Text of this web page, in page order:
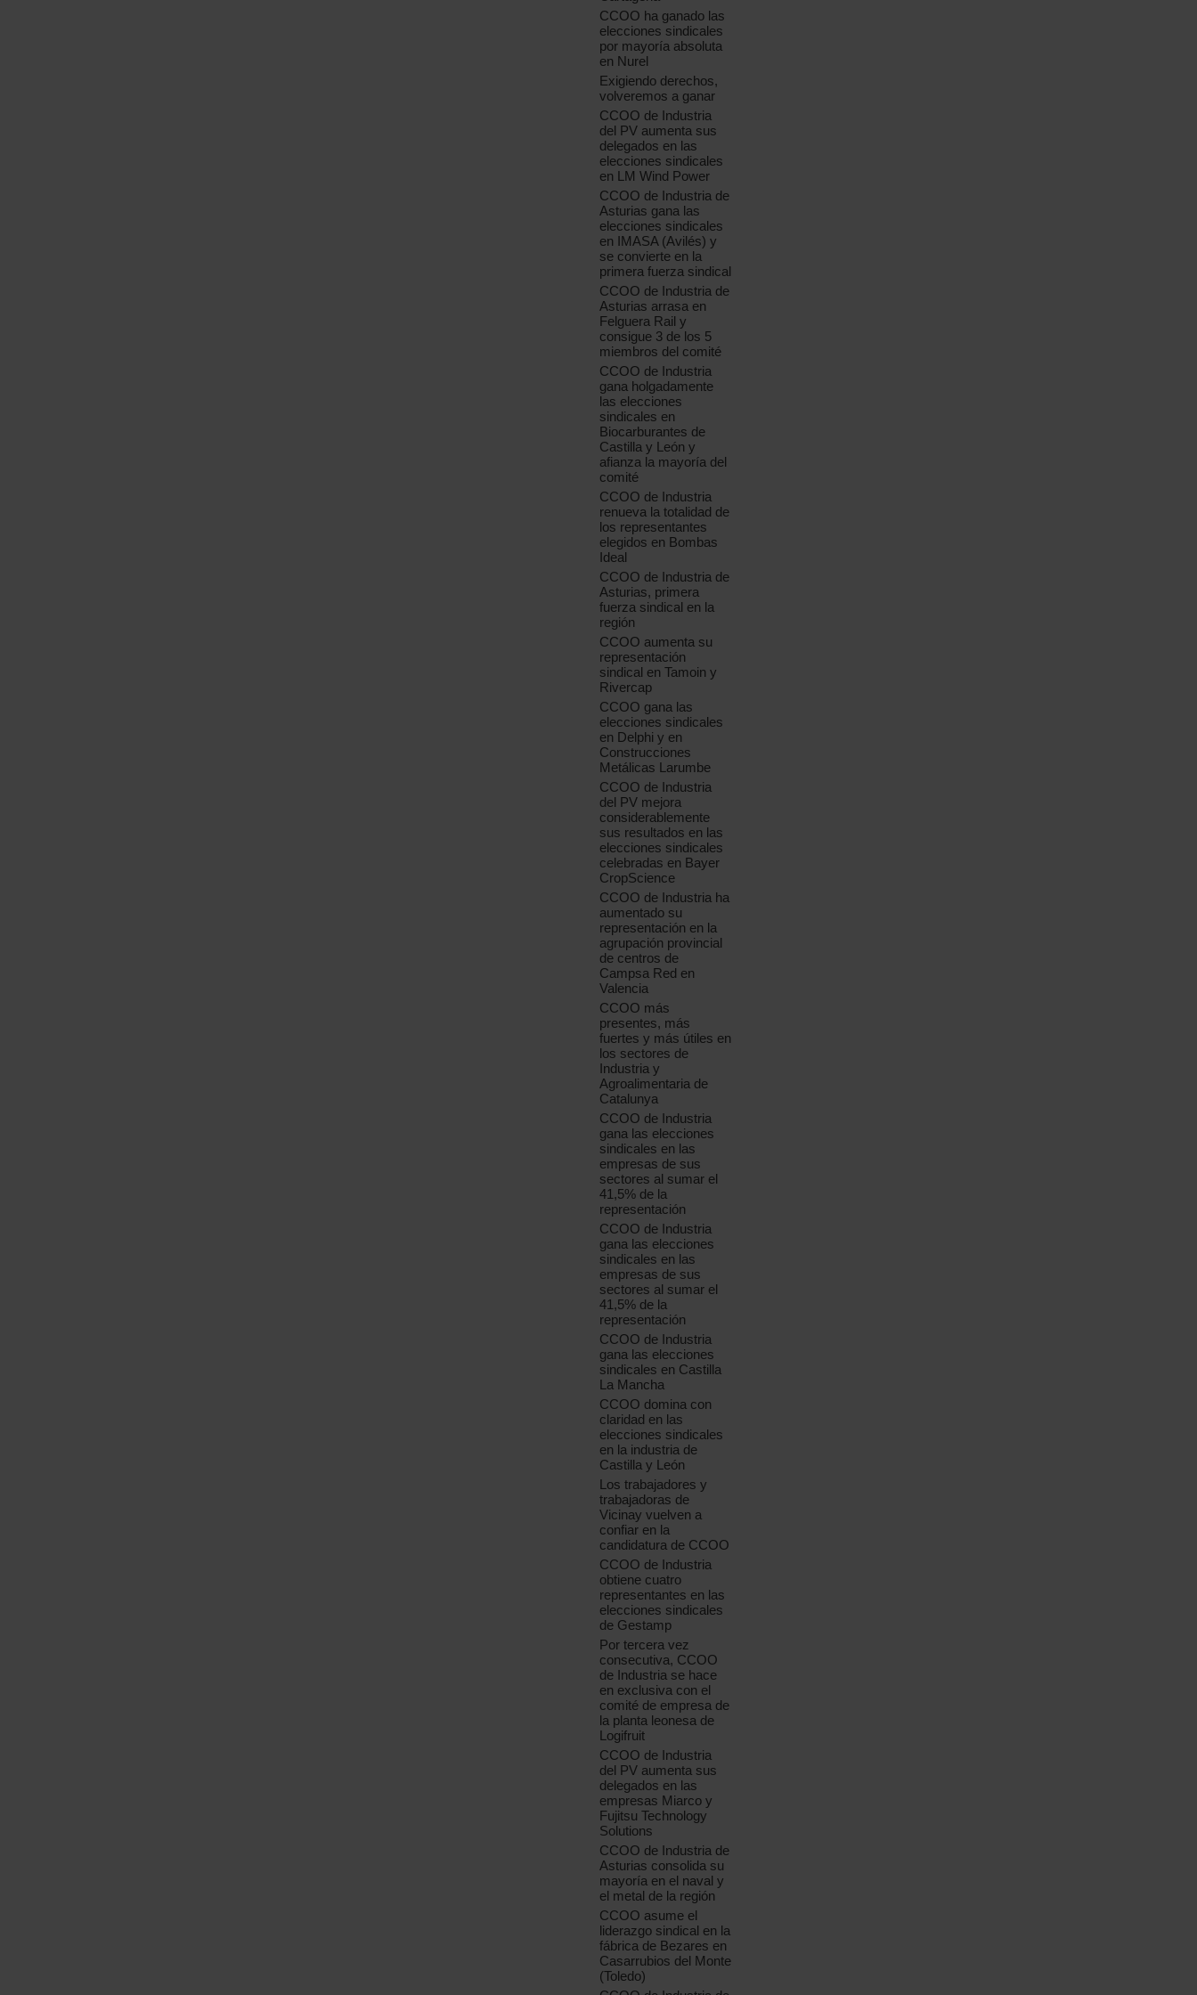
CCOO ha ganado las
elecciones sindicales
por mayoría absoluta
en Nurel
Exigiendo derechos,
volveremos a ganar
CCOO de Industria
del PV aumenta sus
delegados en las
elecciones sindicales
en LM Wind Power
CCOO de Industria de
Asturias gana las
elecciones sindicales
en IMASA (Avilés) y
se convierte en la
primera fuerza sindical
CCOO de Industria de
Asturias arrasa en
Felguera Rail y
consigue 3 de los 5
miembros del comité
CCOO de Industria
gana holgadamente
las elecciones
sindicales en
Biocarburantes de
Castilla y León y
afianza la mayoría del
comité
CCOO de Industria
renueva la totalidad de
los representantes
elegidos en Bombas
Ideal
CCOO de Industria de
Asturias, primera
fuerza sindical en la
región
CCOO aumenta su
representación
sindical en Tamoin y
Rivercap
CCOO gana las
elecciones sindicales
en Delphi y en
Construcciones
Metálicas Larumbe
CCOO de Industria
del PV mejora
considerablemente
sus resultados en las
elecciones sindicales
celebradas en Bayer
CropScience
CCOO de Industria ha
aumentado su
representación en la
agrupación provincial
de centros de
Campsa Red en
Valencia
CCOO más
presentes, más
fuertes y más útiles en
los sectores de
Industria y
Agroalimentaria de
Catalunya
CCOO de Industria
gana las elecciones
sindicales en las
empresas de sus
sectores al sumar el
41,5% de la
representación
CCOO de Industria
gana las elecciones
sindicales en las
empresas de sus
sectores al sumar el
41,5% de la
representación
CCOO de Industria
gana las elecciones
sindicales en Castilla
La Mancha
CCOO domina con
claridad en las
elecciones sindicales
en la industria de
Castilla y León
Los trabajadores y
trabajadoras de
Vicinay vuelven a
confiar en la
candidatura de CCOO
CCOO de Industria
obtiene cuatro
representantes en las
elecciones sindicales
de Gestamp
Por tercera vez
consecutiva, CCOO
de Industria se hace
en exclusiva con el
comité de empresa de
la planta leonesa de
Logifruit
CCOO de Industria
del PV aumenta sus
delegados en las
empresas Miarco y
Fujitsu Technology
Solutions
CCOO de Industria de
Asturias consolida su
mayoría en el naval y
el metal de la región
CCOO asume el
liderazgo sindical en la
fábrica de Bezares en
Casarrubios del Monte
(Toledo)